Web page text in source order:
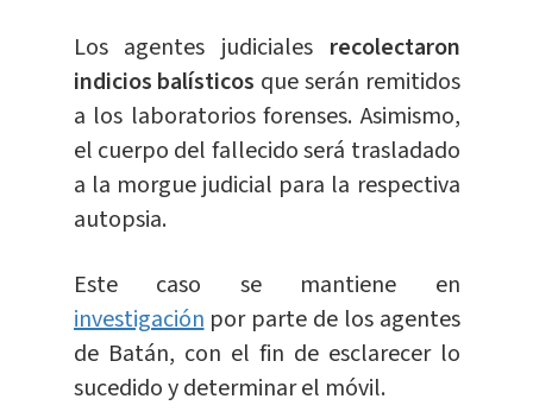
Los agentes judiciales recolectaron
indicios balísticos que serán remitidos
a los laboratorios forenses. Asimismo,
el cuerpo del fallecido será trasladado
a la morgue judicial para la respectiva
autopsia.
Este caso se mantiene en
investigación por parte de los agentes
de Batán, con el fin de esclarecer lo
sucedido y determinar el móvil.